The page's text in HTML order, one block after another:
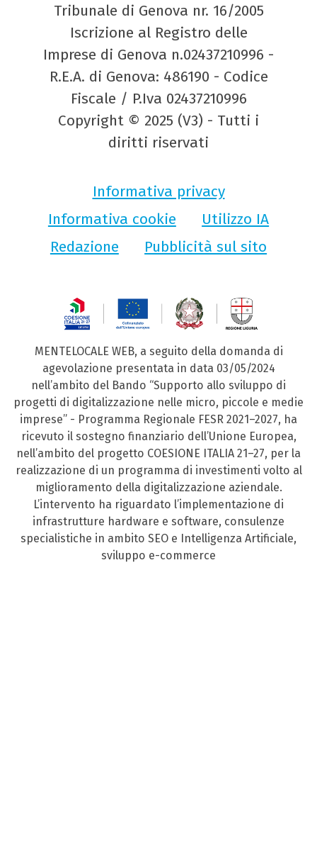
Tribunale di Genova nr. 16/2005
Iscrizione al Registro delle
Imprese di Genova n.02437210996 -
R.E.A. di Genova: 486190 - Codice
Fiscale / P.Iva 02437210996
Copyright © 2025 (V3) - Tutti i
diritti riservati
Informativa privacy
Informativa cookie
Utilizzo IA
Redazione
Pubblicità sul sito
MENTELOCALE WEB, a seguito della domanda di
agevolazione presentata in data 03/05/2024
nell’ambito del Bando “Supporto allo sviluppo di
progetti di digitalizzazione nelle micro, piccole e medie
imprese” - Programma Regionale FESR 2021–2027, ha
ricevuto il sostegno finanziario dell’Unione Europea,
nell’ambito del progetto COESIONE ITALIA 21–27, per la
realizzazione di un programma di investimenti volto al
miglioramento della digitalizzazione aziendale.
L’intervento ha riguardato l’implementazione di
infrastrutture hardware e software, consulenze
specialistiche in ambito SEO e Intelligenza Artificiale,
sviluppo e-commerce